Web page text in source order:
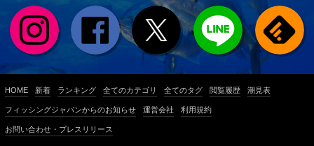
HOME 新着 ランキング 全てのカテゴリ 全てのタグ 閲覧履歴 潮見表
フィッシングジャパンからのお知らせ 運営会社 利用規約
お問い合わせ・プレスリリース